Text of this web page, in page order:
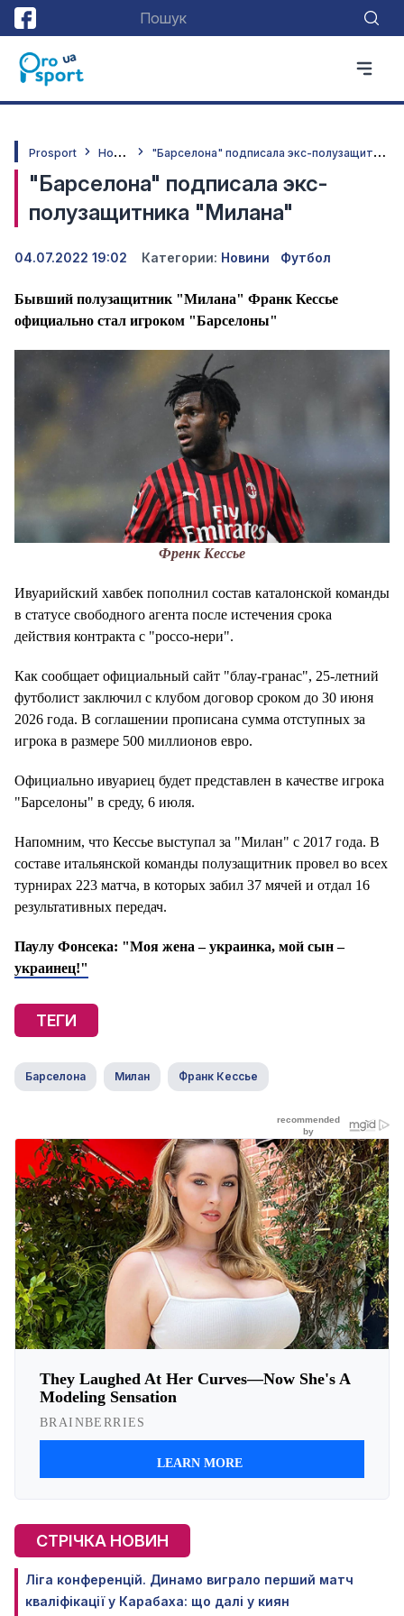
Prosport Н
овини "
Барселона" подписала экс-полузащитника "Милана"
"Барселона" подписала экс-
полузащитника "Милана"
04.07.2022 19:02 Категории: Новини Футбол
Бывший полузащитник "Милана" Франк Кессье
официально стал игроком "Барселоны"
Френк Кессье
Ивуарийский хавбек пополнил состав каталонской команды
в статусе свободного агента после истечения срока
действия контракта с "россо-нери".
Как сообщает официальный сайт "блау-гранас", 25-летний
футболист заключил с клубом договор сроком до 30 июня
2026 года. В соглашении прописана сумма отступных за
игрока в размере 500 миллионов евро.
Официально ивуариец будет представлен в качестве игрока
"Барселоны" в среду, 6 июля.
Напомним, что Кессье выступал за "Милан" с 2017 года. В
составе итальянской команды полузащитник провел во всех
турнирах 223 матча, в которых забил 37 мячей и отдал 16
результативных передач.
Паулу Фонсека: "Моя жена – украинка, мой сын –
украинец!"
ТЕГИ
Барселона Милан Франк Кессье
СТРІЧКА НОВИН
Ліга конференцій. Динамо виграло перший матч
кваліфікації у Карабаха: що далі у киян